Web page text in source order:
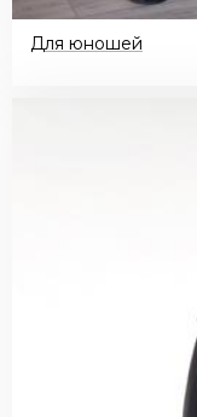
Для юношей